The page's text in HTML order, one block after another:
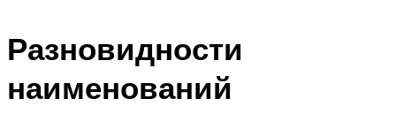
Разновидности
наименований